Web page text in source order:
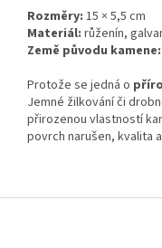
Rozměry: 15 × 5,5 cm
Materiál: růženín,
Země původu kamene:
Protože se jedná o
Jemné žilkování či
přirozenou vlastností
povrch narušen, kvalita
Z